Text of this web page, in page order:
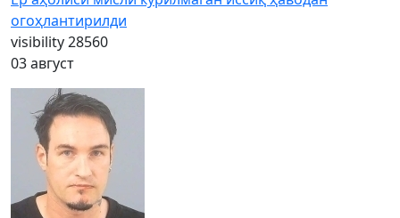
огоҳлантирилди
visibility28560
03 август